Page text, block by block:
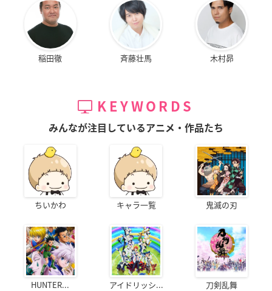
稲田徹 斉藤壮馬 木村昴
KEYWORDS
みんなが注目しているアニメ・作品たち
ちいかわ キャラ一覧 鬼滅の刃
HUNTER... アイドリッシ... 刀剣乱舞